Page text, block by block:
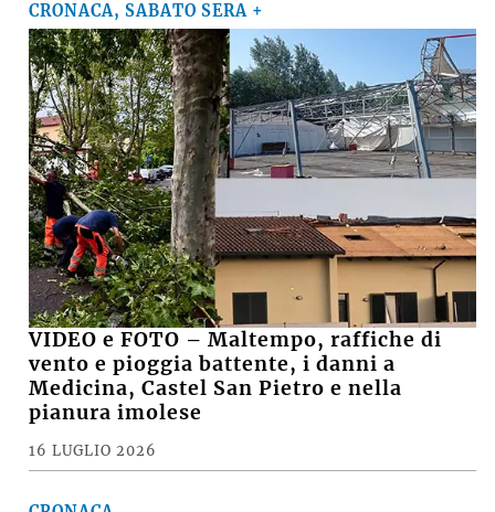
CRONACA, SABATO SERA +
VIDEO e FOTO – Maltempo, raffiche di
vento e pioggia battente, i danni a
Medicina, Castel San Pietro e nella
pianura imolese
16 LUGLIO 2026